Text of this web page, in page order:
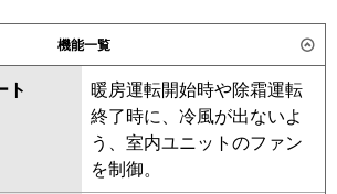
FDUV2246HP6S
PA-P224FE7HDNC PA-
P224FE7HDC
ADSB22457M
PEZX-ERMP224D5
PEZX-
ERMP224D4 PEZX-ERMP224D3
PEZX-ERMP224D2 PEZX-
ERMP224DZ PEZX-ERP224DY
PEZX-ERP224DV
機能一覧
ト
暖房運転開始時や除霜運転
終了時に、冷風が出ないよ
う、室内ユニットのファン
を制御。